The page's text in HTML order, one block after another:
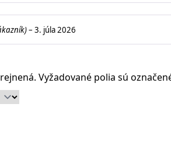
–3. júla 2026
Vyžadované polia sú